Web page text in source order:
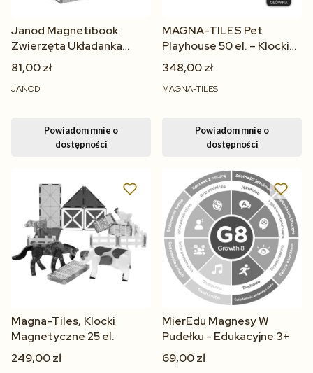
Janod Magnetibook
Zwierzęta Układanka
Magnetyczna 47 el. dla
Dzieci 3+
81,00 zł
JANOD
Powiadom mnie o
dostępności
MAGNA-TILES Pet
Playhouse 50 el. – Klocki
Magnetyczne dla Dzieci
3+ Figurki Zwierząt
348,00 zł
MAGNA-TILES
Powiadom mnie o
dostępności
Magna-Tiles, Klocki
Magnetyczne 25 el.
249,00 zł
MierEdu Magnesy W
Pudełku - Edukacyjne 3+
69,00 zł